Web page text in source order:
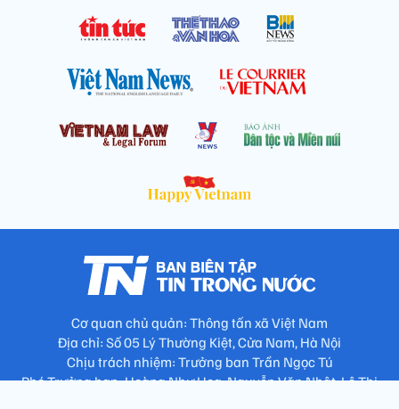
Cơ quan chủ quản: Thông tấn xã Việt Nam
Địa chỉ: Số 05 Lý Thường Kiệt, Cửa Nam, Hà Nội
Chịu trách nhiệm: Trưởng ban Trần Ngọc Tú
Phó Trưởng ban: Hoàng Như Hoa, Nguyễn Văn Nhật, Lê Thị